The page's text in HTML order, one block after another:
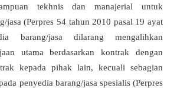
tekhnis dan manajerial untuk
jasa (Perpres 54 tahun 2010 pasal 19 ayat
barang/jasa dilarang mengalihkan
utama berdasarkan kontrak dengan
kepada pihak lain, kecuali sebagian
penyedia barang/jasa spesialis (Perpres